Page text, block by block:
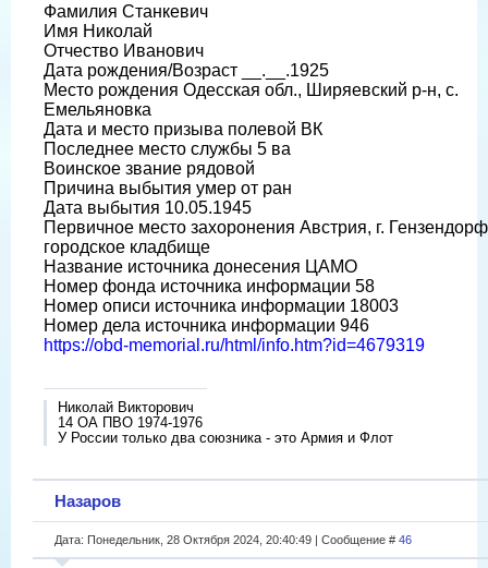
Фамилия Станкевич
Имя Николай
Отчество Иванович
Дата рождения/Возраст __.__.1925
Место рождения Одесская обл., Ширяевский р-н, с.
Емельяновка
Дата и место призыва полевой ВК
Последнее место службы 5 ва
Воинское звание рядовой
Причина выбытия умер от ран
Дата выбытия 10.05.1945
Первичное место захоронения Австрия, г.
городское кладбище
Название источника донесения ЦАМО
Номер фонда источника информации 58
Номер описи источника информации 18003
Номер дела источника информации 946
https://obd-memorial.ru/html/info.htm?id=4679319
Николай Викторович
14 ОА ПВО 1974-1976
У России только два союзника - это Армия и Флот
Назаров
Дата: Понедельник, 28 Октября 2024, 20:40:49 | Сообщение # 46